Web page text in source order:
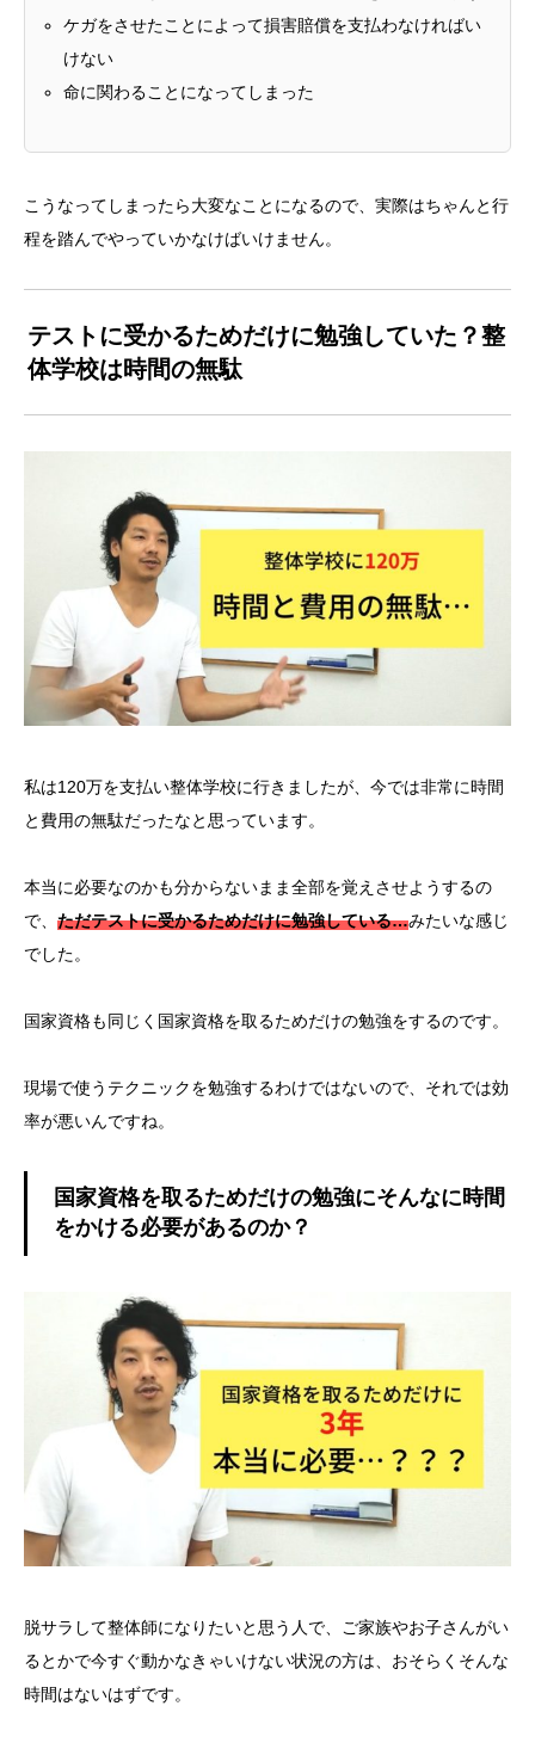
ケガをさせたことによって損害賠償を支払わなければい
けない
命に関わることになってしまった
こうなってしまったら大変なことになるので、実際はちゃんと行
程を踏んでやっていかなけばいけません。
テストに受かるためだけに勉強していた？整
体学校は時間の無駄
私は120万を支払い整体学校に行きましたが、今では非常に時間
と費用の無駄だったなと思っています。
本当に必要なのかも分からないまま全部を覚えさせようするの
で、 ただテストに受かるためだけに勉強している…みたいな感じ
でした。
国家資格も同じく国家資格を取るためだけの勉強をするのです。
現場で使うテクニックを勉強するわけではないので、それでは効
率が悪いんですね。
国家資格を取るためだけの勉強にそんなに時間
をかける必要があるのか？
脱サラして整体師になりたいと思う人で、ご家族やお子さんがい
るとかで今すぐ動かなきゃいけない状況の方は、おそらくそんな
時間はないはずです。